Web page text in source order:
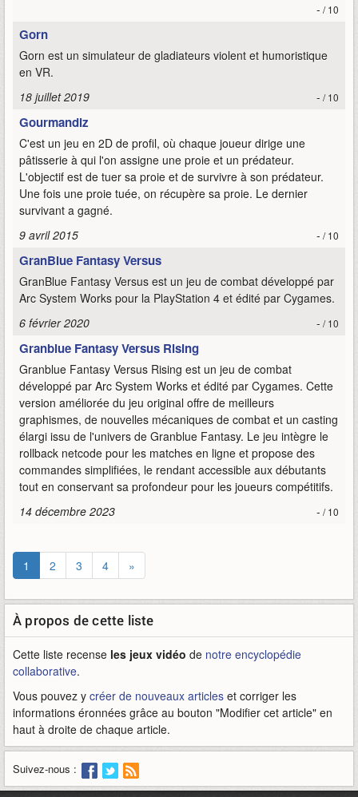
- / 10
Gorn
Gorn est un simulateur de gladiateurs violent et humoristique
en VR.
18 juillet 2019
- / 10
Gourmandiz
C'est un jeu en 2D de profil, où chaque joueur dirige une
pâtisserie à qui l'on assigne une proie et un prédateur.
L'objectif est de tuer sa proie et de survivre à son prédateur.
Une fois une proie tuée, on récupère sa proie. Le dernier
survivant a gagné.
9 avril 2015
- / 10
GranBlue Fantasy Versus
GranBlue Fantasy Versus est un jeu de combat développé par
Arc System Works pour la PlayStation 4 et édité par Cygames.
6 février 2020
- / 10
Granblue Fantasy Versus Rising
Granblue Fantasy Versus Rising est un jeu de combat
développé par Arc System Works et édité par Cygames. Cette
version améliorée du jeu original offre de meilleurs
graphismes, de nouvelles mécaniques de combat et un casting
élargi issu de l'univers de Granblue Fantasy. Le jeu intègre le
rollback netcode pour les matches en ligne et propose des
commandes simplifiées, le rendant accessible aux débutants
tout en conservant sa profondeur pour les joueurs compétitifs.
14 décembre 2023
- / 10
1 2 3 4 »
À propos de cette liste
Cette liste recense les jeux vidéo de notre encyclopédie
collaborative.
Vous pouvez y créer de nouveaux articles et corriger les
informations éronnées grâce au bouton "Modifier cet article" en
haut à droite de chaque article.
Suivez-nous :